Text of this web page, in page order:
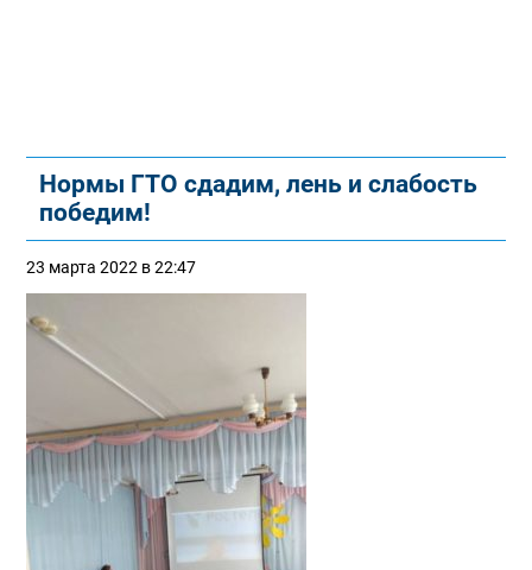
Нормы ГТО сдадим, лень и слабость
победим!
23 марта 2022 в 22:47